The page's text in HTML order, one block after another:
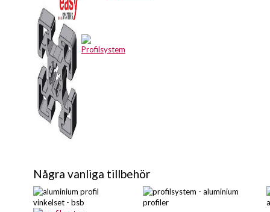
Några vanliga tillbehör